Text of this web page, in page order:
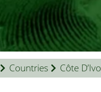
Countries Côte